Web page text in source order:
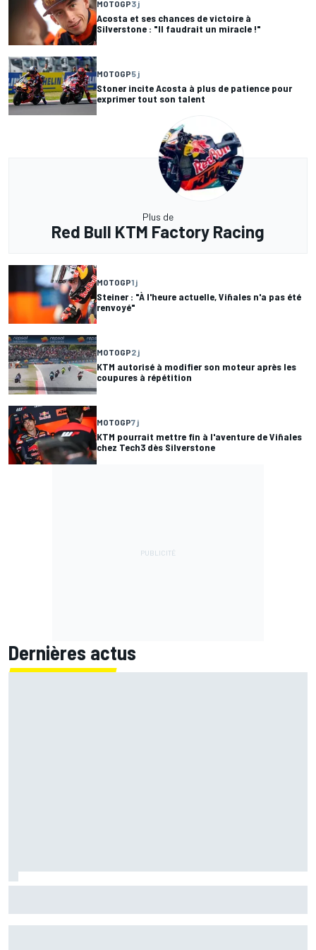
MOTOGP3 j
Acosta et ses chances de victoire à
Silverstone : "Il faudrait un miracle !"
MOTOGP5 j
Stoner incite Acosta à plus de patience pour
exprimer tout son talent
Plus de
Red Bull KTM Factory Racing
MOTOGP1 j
Steiner : "À l'heure actuelle, Viñales n'a pas été
renvoyé"
MOTOGP2 j
KTM autorisé à modifier son moteur après les
coupures à répétition
MOTOGP7 j
KTM pourrait mettre fin à l'aventure de Viñales
chez Tech3 dès Silverstone
Dernières actus